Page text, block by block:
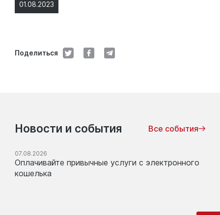
01.08.2023
Поделиться
Новости и события Все события
07.08.2026
Оплачивайте привычные услуги с электронного
кошелька